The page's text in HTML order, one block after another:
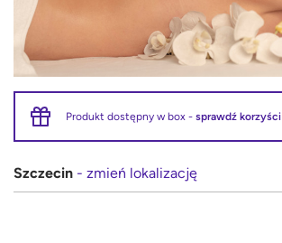
Produkt dostępny w box - sprawdź korzyści
Szczecin - zmień lokalizację